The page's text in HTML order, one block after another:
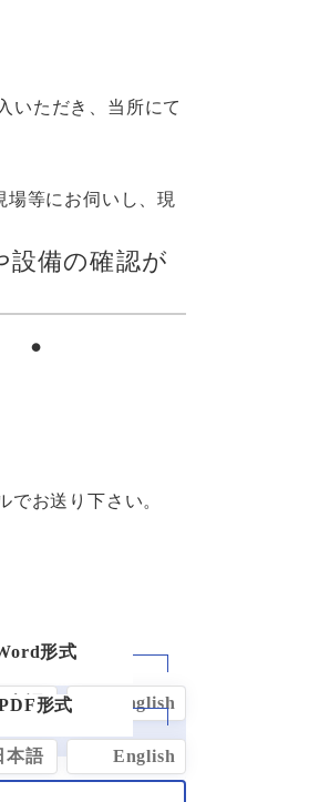
いただき、当所にて
場等にお伺いし、現
設備の確認が
でお送り下さい。
本語 English
本語 English